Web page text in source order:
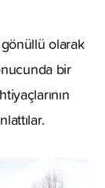
olarak
bir